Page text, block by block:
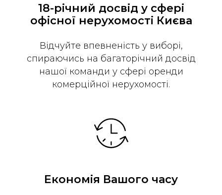
18-річний досвід у сфері
офісної нерухомості Києва
Відчуйте впевненість у виборі,
спираючись на багаторічний досвід
нашої команди у сфері оренди
комерційної нерухомості.
Економія Вашого часу